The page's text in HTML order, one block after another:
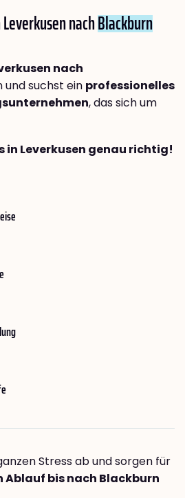
nachBlackburn
nach
und suchst ein professionelles
, das sich um
in Leverkusen genau richtig!
Stress ab und sorgen für
Ablauf bis nach Blackburn